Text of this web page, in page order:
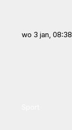
wo 3 jan, 08:38